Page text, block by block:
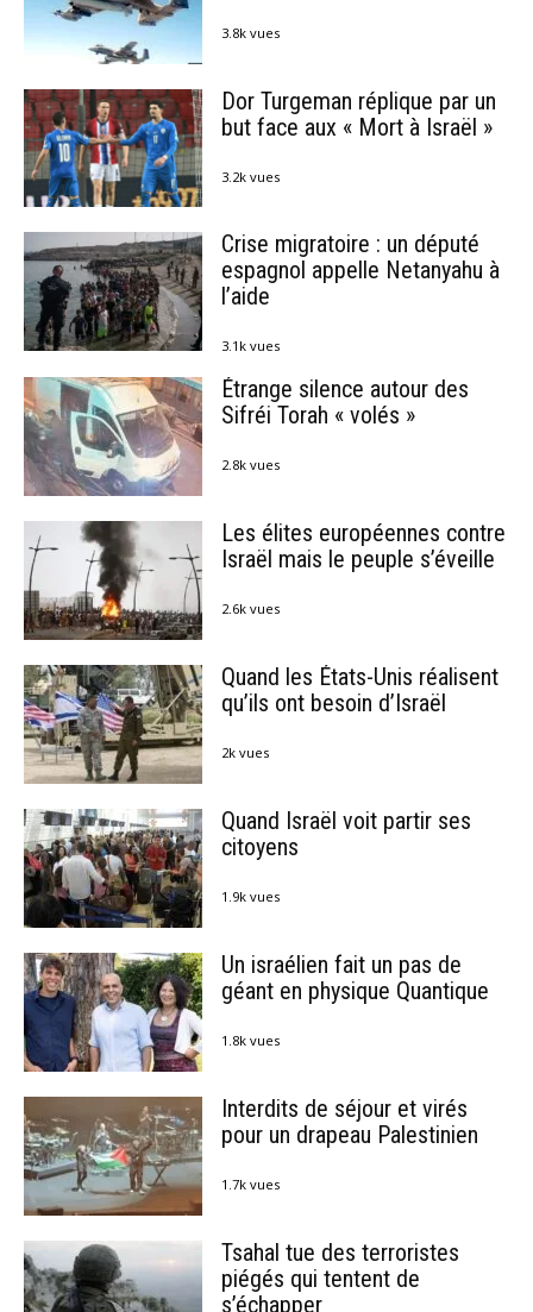
3.8k vues
Dor Turgeman réplique par un
but face aux « Mort à Israël »
3.2k vues
Crise migratoire : un député
espagnol appelle Netanyahu à
l’aide
3.1k vues
Étrange silence autour des
Sifréi Torah « volés »
2.8k vues
Les élites européennes contre
Israël mais le peuple s’éveille
2.6k vues
Quand les États-Unis réalisent
qu’ils ont besoin d’Israël
2k vues
Quand Israël voit partir ses
citoyens
1.9k vues
Un israélien fait un pas de
géant en physique Quantique
1.8k vues
Interdits de séjour et virés
pour un drapeau Palestinien
1.7k vues
Tsahal tue des terroristes
piégés qui tentent de
s’échapper